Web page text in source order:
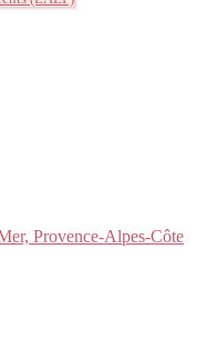
Provence-Alpes-Côte